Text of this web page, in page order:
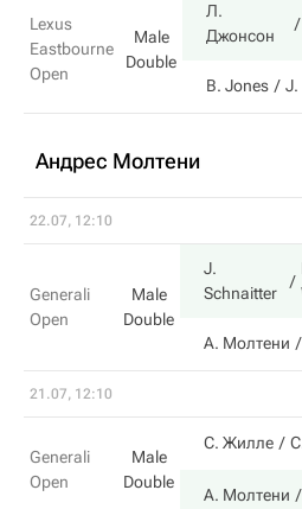
Lexus
Eastbourne
Open
Male
Double
Л.
Джонсон
B. Jones J.
Андрес Молтени
22.07, 12:10
Generali
Open
Male
Double
J.
Schnaitter
А. Молтени
21.07, 12:10
Generali
Open
Male
Double
С. Жилле
А. Молтени